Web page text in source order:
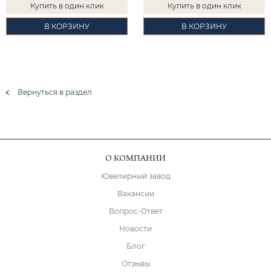
Купить в один клик
В КОРЗИНУ
Купить в один клик
В КОРЗИНУ
Вернуться в раздел
О КОМПАНИИ
Ювелирный завод
Вакансии
Вопрос-Ответ
Новости
Блог
Отзывы